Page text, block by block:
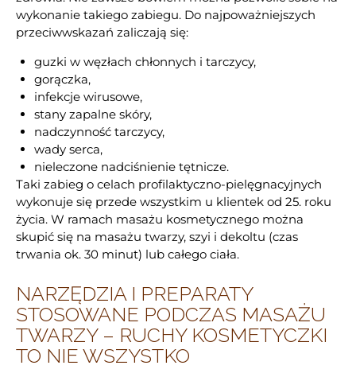
wykonanie takiego zabiegu. Do najpoważniejszych
przeciwwskazań zaliczają się:
guzki w węzłach chłonnych i tarczycy,
gorączka,
infekcje wirusowe,
stany zapalne skóry,
nadczynność tarczycy,
wady serca,
nieleczone nadciśnienie tętnicze.
Taki zabieg o celach profilaktyczno-pielęgnacyjnych
wykonuje się przede wszystkim u klientek od 25. roku
życia. W ramach masażu kosmetycznego można
skupić się na masażu twarzy, szyi i dekoltu (czas
trwania ok. 30 minut) lub całego ciała.
NARZĘDZIA I PREPARATY
STOSOWANE PODCZAS MASAŻU
TWARZY – RUCHY KOSMETYCZKI
TO NIE WSZYSTKO